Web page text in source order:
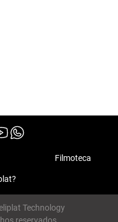
Filmoteca
Technology
reservados.